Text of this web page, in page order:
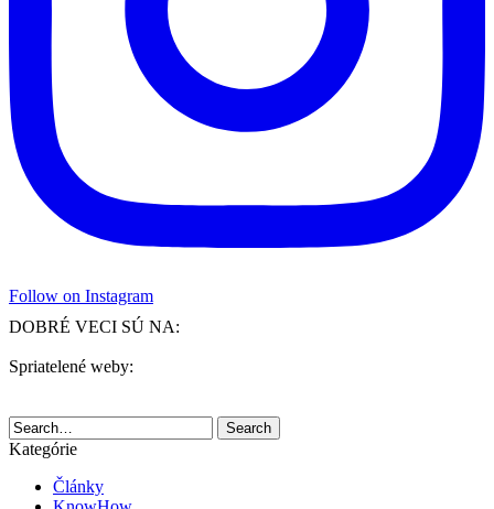
Follow on Instagram
DOBRÉ VECI SÚ NA:
Spriatelené weby:
Search
Kategórie
Články